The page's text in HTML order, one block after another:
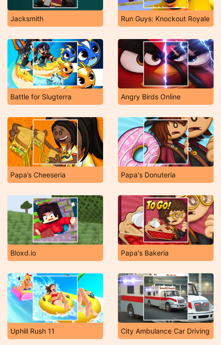
Jacksmith Run Guys: Knockout Royale
Battle for Slugterra Angry Birds Online
Papa’s Cheeseria Papa's Donuteria
Bloxd.io Papa's Bakeria
Uphill Rush 11 City Ambulance Car Driving